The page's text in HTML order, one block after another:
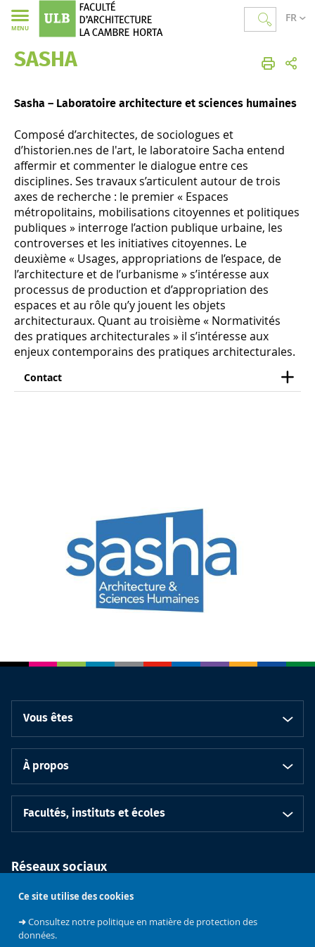
Ce site utilise des cookies
➜Consultez notre politique en matière de protection des
données.
FR
MENU
Faculté d'Architecture La Cambre Horta
SASHA
Sasha – Laboratoire architecture et sciences humaines
Composé d’architectes, de sociologues et
d’historien.nes de l'art, le laboratoire Sacha entend
affermir et commenter le dialogue entre ces
disciplines. Ses travaux s’articulent autour de trois
axes de recherche : le premier « Espaces
métropolitains, mobilisations citoyennes et politiques
publiques » interroge l’action publique urbaine, les
controverses et les initiatives citoyennes. Le
deuxième « Usages, appropriations de l’espace, de
l’architecture et de l’urbanisme » s’intéresse aux
processus de production et d’appropriation des
espaces et au rôle qu’y jouent les objets
architecturaux. Quant au troisième « Normativités
des pratiques architecturales » il s’intéresse aux
enjeux contemporains des pratiques architecturales.
Contact
Vous êtes
À propos
Facultés, instituts et écoles
Réseaux sociaux